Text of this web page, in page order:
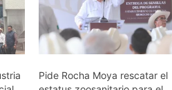
Pide Rocha Moya rescatar el